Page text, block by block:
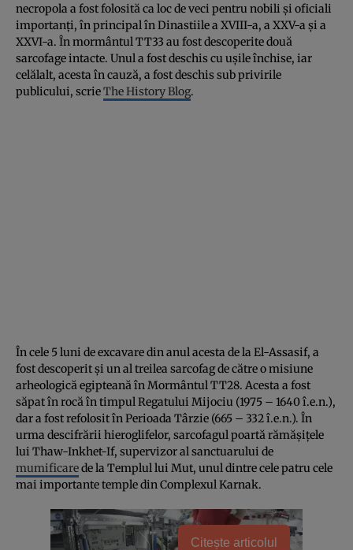
necropola a fost folosită ca loc de veci pentru nobili şi oficiali
importanţi, în principal în Dinastiile a XVIII-a, a XXV-a şi a
XXVI-a. În mormântul TT33 au fost descoperite două
sarcofage intacte. Unul a fost deschis cu uşile închise, iar
celălalt, acesta în cauză, a fost deschis sub privirile
publicului, scrieThe History Blog.
În cele 5 luni de excavare din anul acesta de la El-Assasif, a
fost descoperit şi un al treilea sarcofag de către o misiune
arheologică egipteană în Mormântul TT28. Acesta a fost
săpat în rocă în timpul Regatului Mijociu (1975 – 1640 î.e.n.),
dar a fost refolosit în Perioada Târzie (665 – 332 î.e.n.). În
urma descifrării hieroglifelor, sarcofagul poartă rămăşiţele
lui Thaw-Inkhet-If, supervizor al sanctuarului de
mumificarede la Templul lui Mut, unul dintre cele patru cele
mai importante temple din Complexul Karnak.
Citește articolul